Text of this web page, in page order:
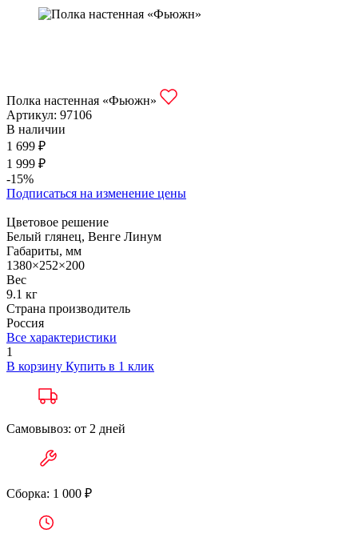
Полка настенная «Фьюжн»
Артикул: 97106
В наличии
1 699 ₽
1 999 ₽
-15%
Подписаться на изменение цены
Цветовое решение
Белый глянец, Венге Линум
Габариты, мм
1380×252×200
Вес
9.1 кг
Страна производитель
Россия
Все характеристики
1
В корзину Купить в 1 клик
Самовывоз: от 2 дней
Сборка: 1 000 ₽